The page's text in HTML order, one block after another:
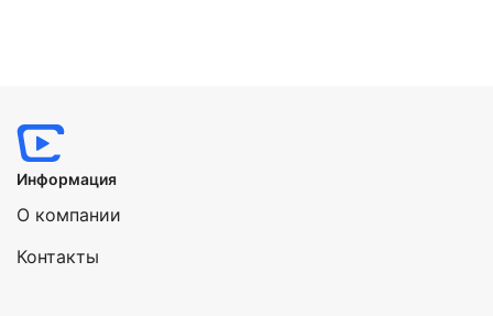
Информация
О компании
Контакты